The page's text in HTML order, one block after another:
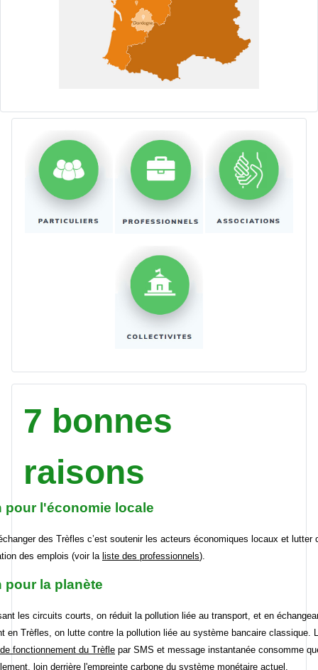
7 bonnes
raisons
pour l'économie locale
des Trèfles c’est soutenir les acteurs économiques locaux et lutter
des emplois (voir la liste des professionnels).
pour la planète
les circuits courts, on réduit la pollution liée au transport, et en
en Trèfles, on lutte contre la pollution liée au système bancaire classique.
fonctionnement du Trèfle par SMS et message instantanée consomme
loin derrière l'empreinte carbone du système monétaire actuel.